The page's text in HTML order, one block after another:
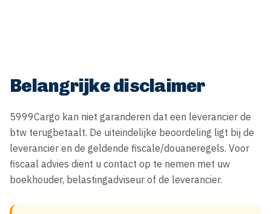
Belangrijke disclaimer
5999Cargo kan niet garanderen dat een leverancier de
btw terugbetaalt. De uiteindelijke beoordeling ligt bij de
leverancier en de geldende fiscale/douaneregels. Voor
fiscaal advies dient u contact op te nemen met uw
boekhouder, belastingadviseur of de leverancier.